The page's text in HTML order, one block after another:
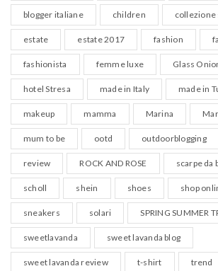
blogger italiane children collezione
estate estate 2017 fashion
fashionista femme luxe Glass
hotel Stresa made in Italy made in
makeup mamma Marina
mum to be ootd outdoorblogging
review ROCK AND ROSE scarpe da
scholl shein shoes shop
sneakers solari SPRING SUMMER
sweetlavanda sweet lavanda blog
sweet lavanda review t-shirt trend